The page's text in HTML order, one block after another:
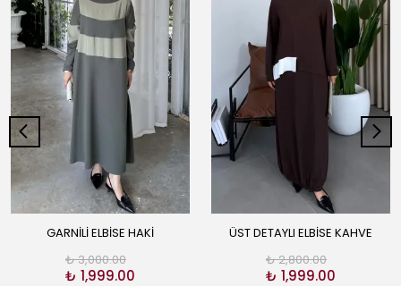
GARNİLİ ELBİSE HAKİ
₺ 3,000.00
₺ 1,999.00
ÜST DETAYLI ELBİSE KAHVE
₺ 2,800.00
₺ 1,999.00